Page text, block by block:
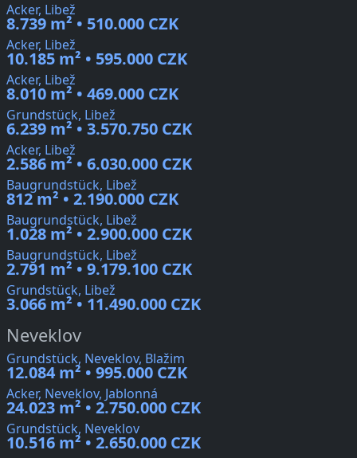
Acker, Libež
8.739 m² • 510.000 CZK
Acker, Libež
10.185 m² • 595.000 CZK
Acker, Libež
8.010 m² • 469.000 CZK
Grundstück, Libež
6.239 m² • 3.570.750 CZK
Acker, Libež
2.586 m² • 6.030.000 CZK
Baugrundstück, Libež
812 m² • 2.190.000 CZK
Baugrundstück, Libež
1.028 m² • 2.900.000 CZK
Baugrundstück, Libež
2.791 m² • 9.179.100 CZK
Grundstück, Libež
3.066 m² • 11.490.000 CZK
Neveklov
Grundstück, Neveklov, Blažim
12.084 m² • 995.000 CZK
Acker, Neveklov, Jablonná
24.023 m² • 2.750.000 CZK
Grundstück, Neveklov
10.516 m² • 2.650.000 CZK